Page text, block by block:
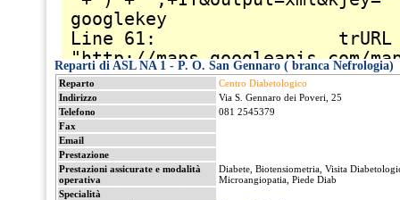
Reparti di ASL NA 1 - P. O. San Gennaro ( branca Nefrologia)
Reparto
Centro Diabetologico
Indirizzo
Via S. Gennaro dei Poveri, 25
Telefono
081 2545379
Fax
Email
Prestazione
Prestazioni assicurate e modalità
operativa
Diabete, Biotensiometria, Visita
Microangiopatia, Piede Diab
Specialità